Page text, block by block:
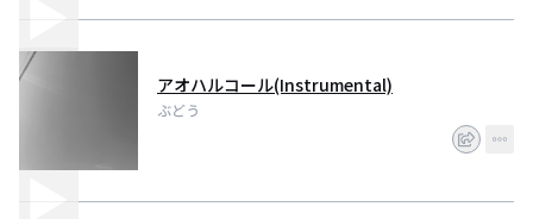
アオハルコール(Instrumental)
ぶどう